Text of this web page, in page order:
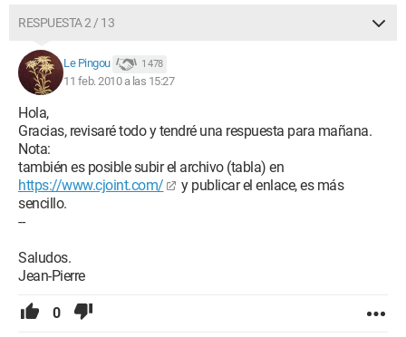
RESPUESTA 2 / 13
Le Pingou 1 478
11 feb. 2010 a las 15:27
Hola,
Gracias, revisaré todo y tendré una respuesta para mañana.
Nota:
también es posible subir el archivo (tabla) en
https://www.cjoint.com/
y publicar el enlace, es más
sencillo.
--
Saludos.
Jean-Pierre
0